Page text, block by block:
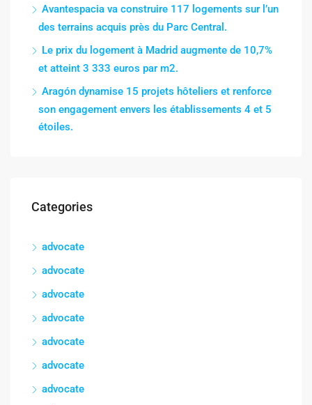
Avantespacia va construire 117 logements sur l’un
des terrains acquis près du Parc Central.
Le prix du logement à Madrid augmente de 10,7%
et atteint 3 333 euros par m2.
Aragón dynamise 15 projets hôteliers et renforce
son engagement envers les établissements 4 et 5
étoiles.
Categories
advocate
advocate
advocate
advocate
advocate
advocate
advocate